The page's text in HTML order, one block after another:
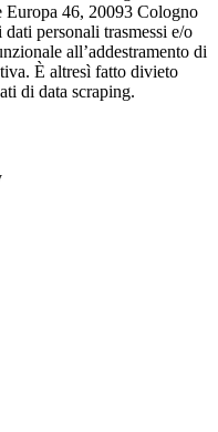
46, 20093 Cologno
personali trasmessi e/o
all’addestramento di
È altresì fatto divieto
di data scraping.